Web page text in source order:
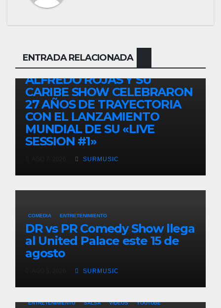
ENTRADA RELACIONADA
TALENTO ZULIANO ZULIA
ALFREDO ROJAS Y SU
CARIBE SHOW CELEBRARON
27 AÑOS DE TRAYECTORIA
CON EL LANZAMIENTO
MUNDIAL DE SU «LIVE
SESSION #1»
SURMUSIC
COMEDIA ENTRETENIMIENTO
DR vs PR Comedy Show llega
al United Palace este 15 de
agosto
SURMUSIC
ENTRETENIMIENTO SALSA VIDEOS YOUTUBE